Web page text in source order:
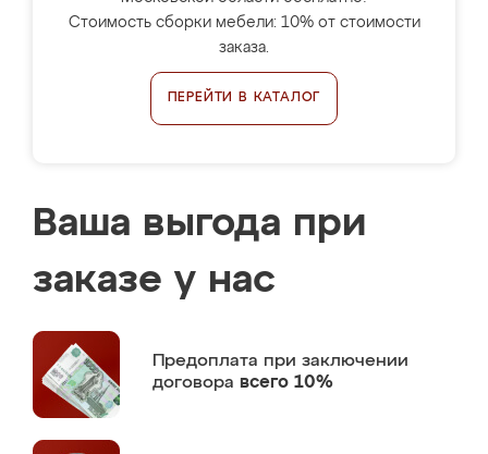
Стоимость сборки мебели: 10% от стоимости
заказа.
ПЕРЕЙТИ В КАТАЛОГ
Ваша выгода при
заказе у нас
Предоплата при заключении
договора всего 10%